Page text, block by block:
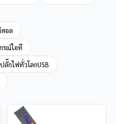
อล
รณ์ไอที
ลั๊กไฟทั่วโลกUSB